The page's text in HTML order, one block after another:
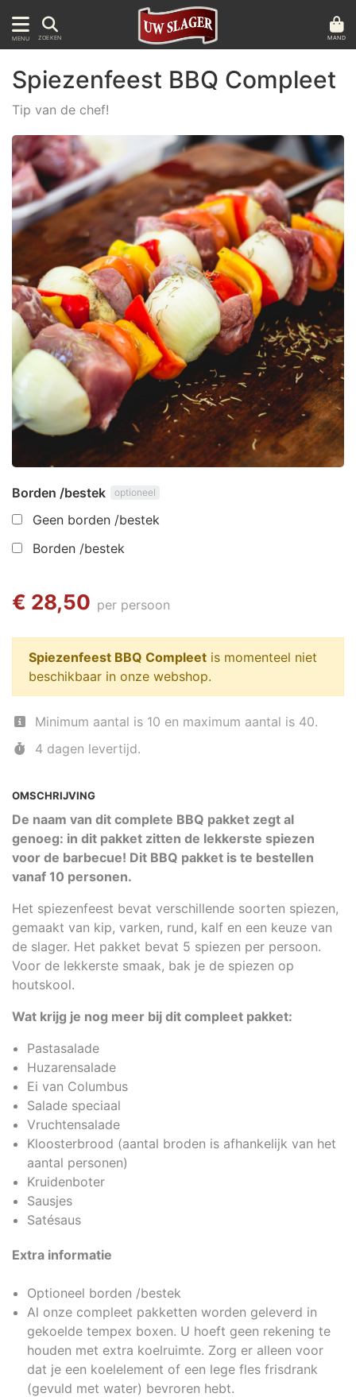
MENU ZOEKEN MAND
OMSCHRIJVING
De naam van dit complete BBQ pakket zegt al
genoeg: in dit pakket zitten de lekkerste spiezen
voor de barbecue! Dit BBQ pakket is te bestellen
vanaf 10 personen.
Het spiezenfeest bevat verschillende soorten spiezen,
gemaakt van kip, varken, rund, kalf en een keuze van
de slager. Het pakket bevat 5 spiezen per persoon.
Voor de lekkerste smaak, bak je de spiezen op
houtskool.
Wat krijg je nog meer bij dit compleet pakket:
Pastasalade
Huzarensalade
Ei van Columbus
Salade speciaal
Vruchtensalade
Kloosterbrood (aantal broden is afhankelijk van het
aantal personen)
Kruidenboter
Sausjes
Satésaus
Extra informatie
Optioneel borden /bestek
Al onze compleet pakketten worden geleverd in
gekoelde tempex boxen. U hoeft geen rekening te
houden met extra koelruimte. Zorg er alleen voor
dat je een koelelement of een lege fles frisdrank
(gevuld met water) bevroren hebt.
Spiezenfeest BBQ Compleet
Tip van de chef!
Borden /bestek optioneel
Geen borden /bestek
Borden /bestek
€ 28,50 per persoon
Spiezenfeest BBQ Compleet is momenteel niet
beschikbaar in onze webshop.
Minimum aantal is 10 en maximum aantal is 40.
4 dagen levertijd.